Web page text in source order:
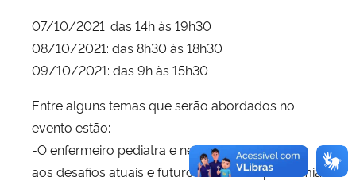
07/10/2021: das 14h às 19h30
08/10/2021: das 8h30 às 18h30
09/10/2021: das 9h às 15h30
Entre alguns temas que serão abordados no
evento estão:
-O enfermeiro pediatra e neonatologista frente
aos desafios atuais e futuros durante a pandemia